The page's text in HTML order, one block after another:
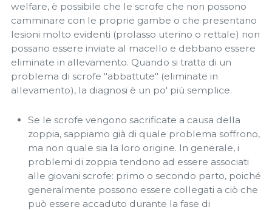
welfare, è possibile che le scrofe che non possono
camminare con le proprie gambe o che presentano
lesioni molto evidenti (prolasso uterino o rettale) non
possano essere inviate al macello e debbano essere
eliminate in allevamento. Quando si tratta di un
problema di scrofe "abbattute" (eliminate in
allevamento), la diagnosi è un po' più semplice.
Se le scrofe vengono sacrificate a causa della
zoppia, sappiamo già di quale problema soffrono,
ma non quale sia la loro origine. In generale, i
problemi di zoppia tendono ad essere associati
alle giovani scrofe: primo o secondo parto, poiché
generalmente possono essere collegati a ciò che
può essere accaduto durante la fase di